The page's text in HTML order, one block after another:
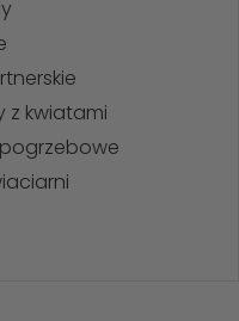
z kwiatami